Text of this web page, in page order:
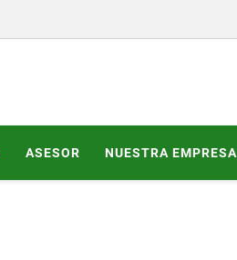
ASESOR NUESTRA EMPRESA